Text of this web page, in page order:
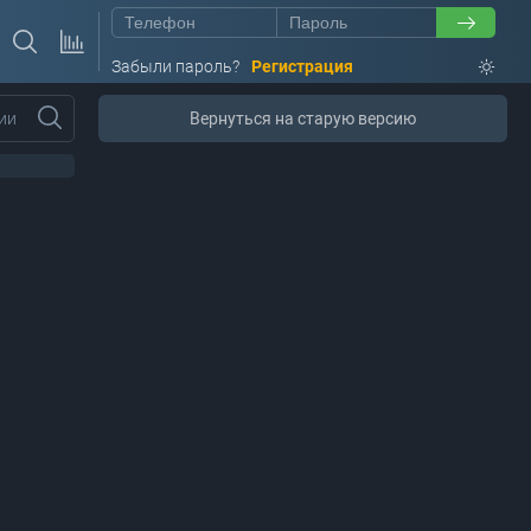
Забыли пароль? Регистрация
Вернуться на старую версию